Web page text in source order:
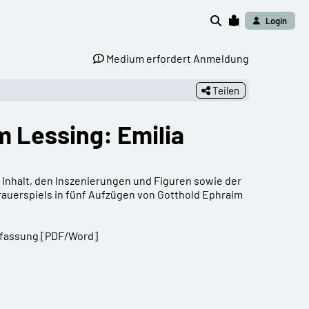
Login
Medium erfordert Anmeldung
Lessing: Emilia
den Inszenierungen und Figuren sowie der
in fünf Aufzügen von Gotthold Ephraim
[PDF/Word]
Teilen